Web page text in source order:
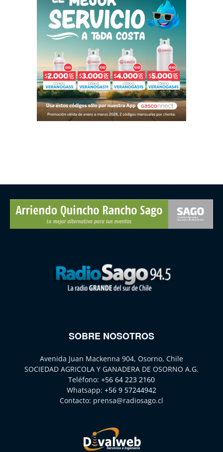
SOBRE NOSOTROS
Avenida Juan Mackenna 904, Osorno, Chile
SOCIEDAD AGRICOLA Y GANADERA DE OSORNO A.G.
Teléfono: +56 64 223 2160
Whatsapp: +56 9 57244942
Contacto: prensa@radiosago.cl